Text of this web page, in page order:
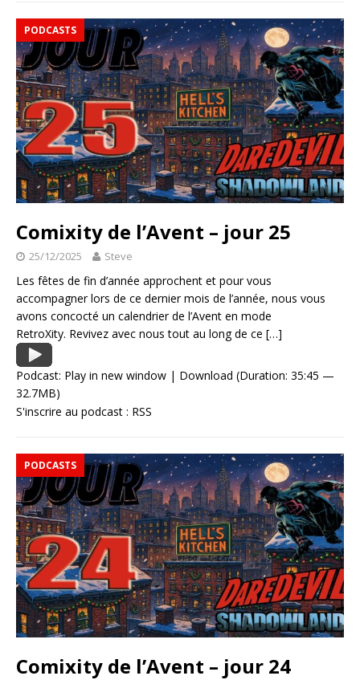
PODCASTS
Comixity de l’Avent – jour 25
25/12/2025 Steve
Les fêtes de fin d’année approchent et pour vous
accompagner lors de ce dernier mois de l’année, nous vous
avons concocté un calendrier de l’Avent en mode
RetroXity. Revivez avec nous tout au long de ce […]
Podcast: Play in new window | Download (Duration: 35:45 —
32.7MB)
S'inscrire au podcast : RSS
PODCASTS
Comixity de l’Avent – jour 24